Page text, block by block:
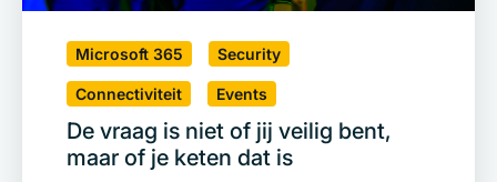
Microsoft 365 Security
Connectiviteit Events
De vraag is niet of jij veilig bent,
maar of je keten dat is